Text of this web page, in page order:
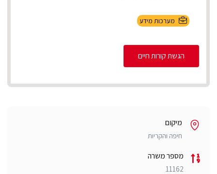
מערכות מידע
הגשת קורות חיים
מיקום
חיפה והקריות
מספר משרה
11162